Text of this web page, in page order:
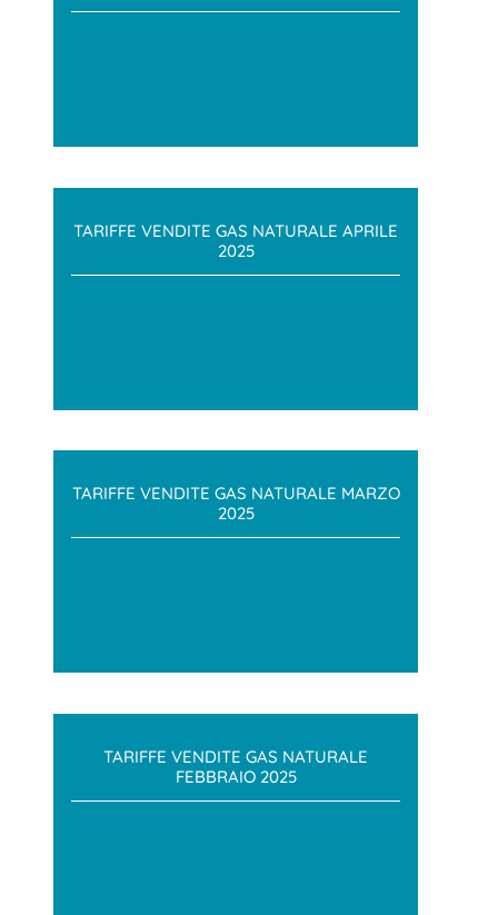
TARIFFE VENDITE GAS NATURALE APRILE
2025
TARIFFE VENDITE GAS NATURALE MARZO
2025
TARIFFE VENDITE GAS NATURALE
FEBBRAIO 2025